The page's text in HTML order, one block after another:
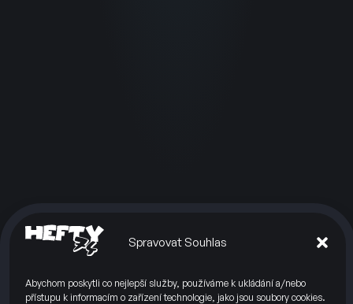
Spravovat Souhlas
Abychom poskytli co nejlepší služby, používáme k ukládání a/nebo
přístupu k informacím o zařízení technologie, jako jsou soubory cookies.